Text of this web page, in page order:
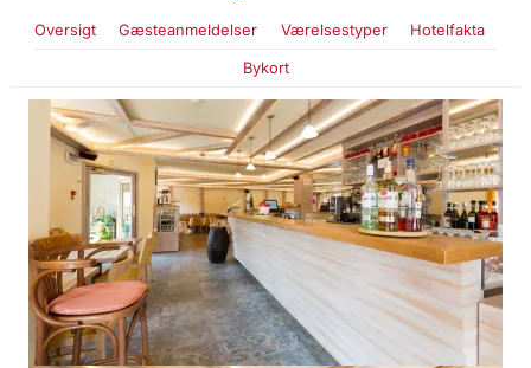
Oversigt Gæsteanmeldelser Værelsestyper
Hotelfakta
Bykort